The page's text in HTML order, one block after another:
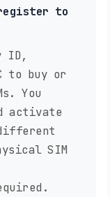
to
ID,
to buy or
You
activate
SIM